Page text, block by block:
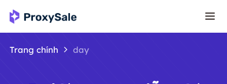
Trang chính day